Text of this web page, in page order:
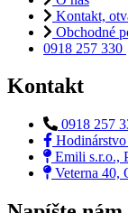
Kontakt,
Obchodné
0918 257 330
Kontakt
0918 257
Emili s.r.o.,
Veterna 40,